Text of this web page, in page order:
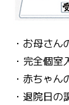
・お母さん
・完全個室
・赤ちゃ
・退院日の